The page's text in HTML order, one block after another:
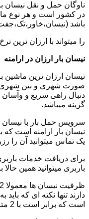
ناوگان حمل و نقل نیسان
در کشور است و هر نوع
باشد
را میتواند با ارزان ترین
نیسان بار ارزان در ارامنه
نیسان ارزان ترین ماشین
صورت شهری و بین شهری
دنبال راهی سریع و وآسان
گزینه میباشد.
سرویس حمل بار با نیسان
نیسان بار ارامنه است
یک تماس میتوانید آن را
برای دریافت خدمات
باربری میتوانید همین
دارند تنها نکته ای که باید
است که برابر است با 2 متر طول و 1.65 متر عرض.